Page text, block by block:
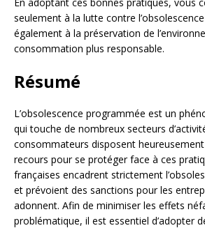
seulement à la lutte contre
également à la préservation de
consommation plus responsable.
Résumé
L’obsolescence programmée est un
qui touche de nombreux secteurs
consommateurs disposent
recours pour se protéger face à ces
françaises encadrent strictement
et prévoient des sanctions pour les
adonnent. Afin de minimiser les effets
problématique, il est essentiel d’adopter